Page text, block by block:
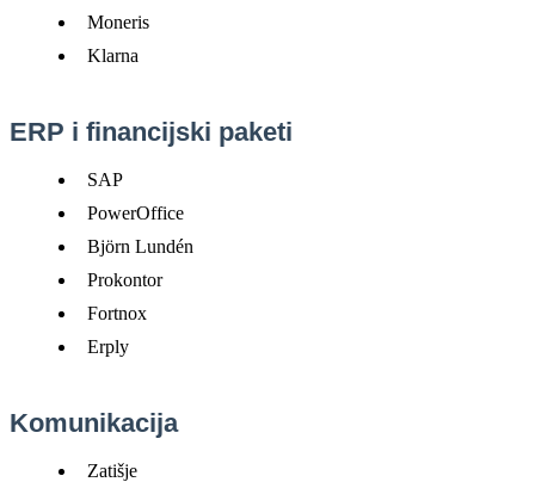
Moneris
Klarna
ERP i financijski paketi
SAP
PowerOffice
Björn Lundén
Prokontor
Fortnox
Erply
Komunikacija
Zatišje